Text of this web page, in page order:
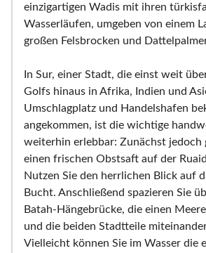
einzigartigen Wadis mit ihren
Wasserläufen, umgeben von einem
großen Felsbrocken und
In Sur, einer Stadt, die einst weit
Golfs hinaus in Afrika, Indien und
Umschlagplatz und Handelshafen
angekommen, ist die wichtige
weiterhin erlebbar: Zunächst jedoch
einen frischen Obstsaft auf der
Nutzen Sie den herrlichen Blick auf
Bucht. Anschließend spazieren Sie
Batah-Hängebrücke, die einen
und die beiden Stadtteile
Vielleicht können Sie im Wasser die